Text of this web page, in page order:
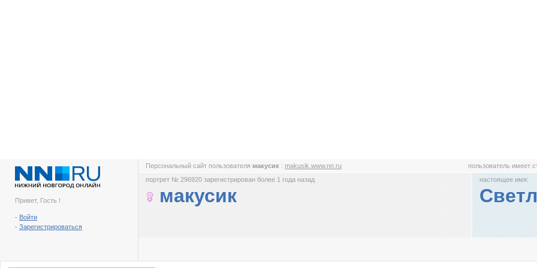
Привет, Гость !
- Войти
- Зарегистрироваться
Персональный сайт пользователя макусик : makusik.www.nn.ru пользователь имеет
портрет № 296920 зарегистрирован более 1 года назад
макусик
настоящее имя: